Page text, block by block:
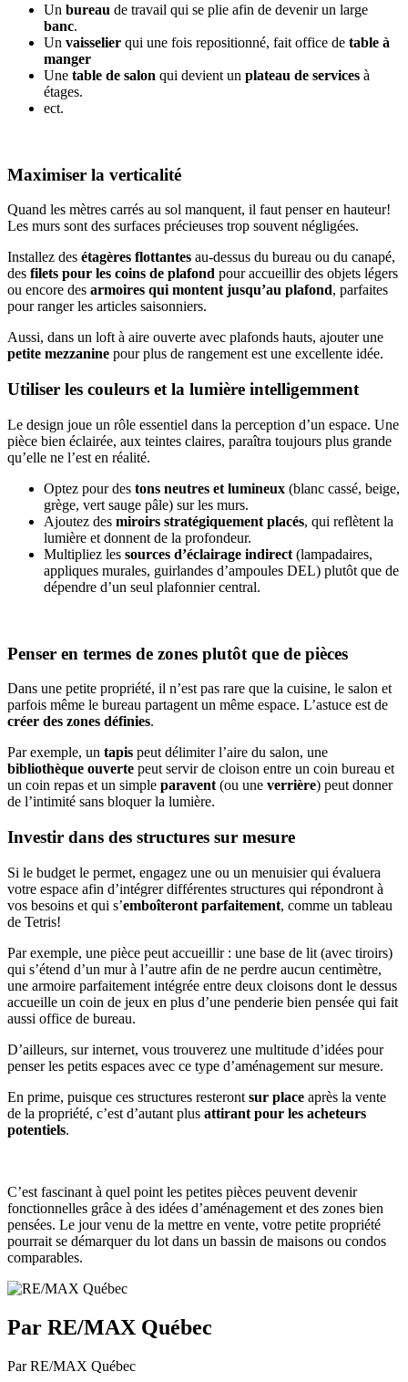
Un bureau de travail qui se plie afin de devenir un large
banc.
Un vaisselier qui une fois repositionné, fait office de table à
manger
Une table de salon qui devient un plateau de services à
étages.
ect.
Maximiser la verticalité
Quand les mètres carrés au sol manquent, il faut penser en hauteur!
Les murs sont des surfaces précieuses trop souvent négligées.
Installez des étagères flottantes au-dessus du bureau ou du canapé,
des filets pour les coins de plafond pour accueillir des objets légers
ou encore des armoires qui montent jusqu’au plafond, parfaites
pour ranger les articles saisonniers.
Aussi, dans un loft à aire ouverte avec plafonds hauts, ajouter une
petite mezzanine pour plus de rangement est une excellente idée.
Utiliser les couleurs et la lumière intelligemment
Le design joue un rôle essentiel dans la perception d’un espace. Une
pièce bien éclairée, aux teintes claires, paraîtra toujours plus grande
qu’elle ne l’est en réalité.
Optez pour des tons neutres et lumineux (blanc cassé, beige,
grège, vert sauge pâle) sur les murs.
Ajoutez des miroirs stratégiquement placés, qui reflètent la
lumière et donnent de la profondeur.
Multipliez les sources d’éclairage indirect (lampadaires,
appliques murales, guirlandes d’ampoules DEL) plutôt que de
dépendre d’un seul plafonnier central.
Penser en termes de zones plutôt que de pièces
Dans une petite propriété, il n’est pas rare que la cuisine, le salon et
parfois même le bureau partagent un même espace. L’astuce est de
créer des zones définies.
Par exemple, un tapis peut délimiter l’aire du salon, une
bibliothèque ouverte peut servir de cloison entre un coin bureau et
un coin repas et un simple paravent (ou une verrière) peut donner
de l’intimité sans bloquer la lumière.
Investir dans des structures sur mesure
Si le budget le permet, engagez une ou un menuisier qui évaluera
votre espace afin d’intégrer différentes structures qui répondront à
vos besoins et qui s’emboîteront parfaitement, comme un tableau
de Tetris!
Par exemple, une pièce peut accueillir : une base de lit (avec tiroirs)
qui s’étend d’un mur à l’autre afin de ne perdre aucun centimètre,
une armoire parfaitement intégrée entre deux cloisons dont le dessus
accueille un coin de jeux en plus d’une penderie bien pensée qui fait
aussi office de bureau.
D’ailleurs, sur internet, vous trouverez une multitude d’idées pour
penser les petits espaces avec ce type d’aménagement sur mesure.
En prime, puisque ces structures resteront sur place après la vente
de la propriété, c’est d’autant plus attirant pour les acheteurs
potentiels.
C’est fascinant à quel point les petites pièces peuvent devenir
fonctionnelles grâce à des idées d’aménagement et des zones bien
pensées. Le jour venu de la mettre en vente, votre petite propriété
pourrait se démarquer du lot dans un bassin de maisons ou condos
comparables.
Par RE/MAX Québec
Par RE/MAX Québec